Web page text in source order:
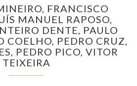
FRANCISCO
MANUEL RAPOSO,
DENTE, PAULO
COELHO, PEDRO CRUZ,
PEDRO PICO, VITOR
TEIXEIRA